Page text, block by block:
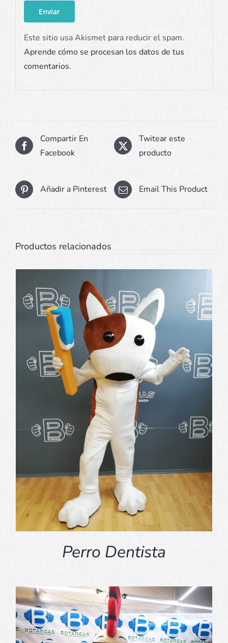
Este sitio usa Akismet para reducir el spam.
Aprende cómo se procesan los datos de tus
comentarios.
Compartir En
Facebook
Twitear este
producto
Añadir a Pinterest Email This Product
Productos relacionados
Perro Dentista